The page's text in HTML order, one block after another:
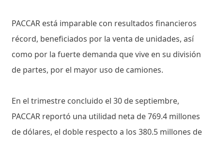
PACCAR está imparable con resultados financieros
récord, beneficiados por la venta de unidades, así
como por la fuerte demanda que vive en su división
de partes, por el mayor uso de camiones.
En el trimestre concluido el 30 de septiembre,
PACCAR reportó una utilidad neta de 769.4 millones
de dólares, el doble respecto a los 380.5 millones de